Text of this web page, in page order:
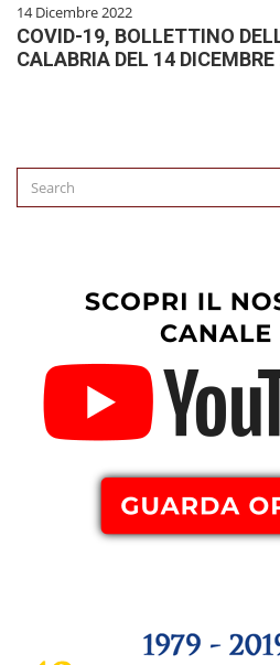
14 Dicembre 2022
COVID-19, BOLLETTINO
CALABRIA DEL 14
Search
for: